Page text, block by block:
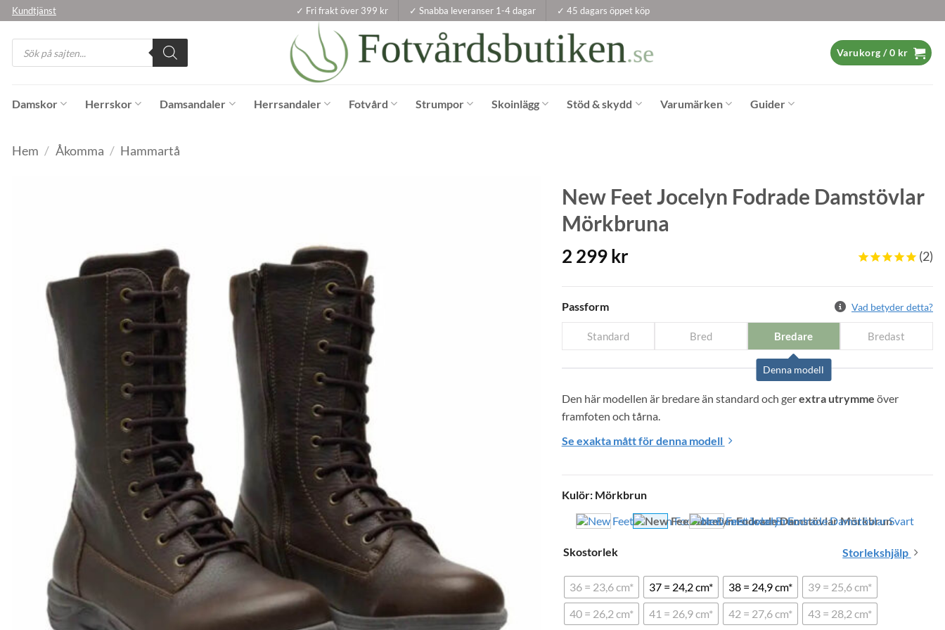
Skip
content
Kundtjänst ✓ Fri frakt över 399 kr ✓ Snabba leveranser 1-4 dagar ✓ 45 dagars öppet köp
Products
search
Varukorg /0 kr
Damskor Herrskor Damsandaler Herrsandaler Fotvård Strumpor Skoinlägg Stöd & skydd Varumärken Guider
Hem / Åkomma / Hammartå
New Feet Jocelyn Fodrade Damstövlar
Mörkbruna
2
2 299kr
Passform Vad betyder detta?
Standard Bred Bredare
Denna modell
Bredast
Den här modellen är bredare än standard och ger extra utrymme över
framfoten och tårna.
Se exakta mått för denna modell
Kulör: Mörkbrun
Skostorlek Storlekshjälp
36 = 23,6 cm* 37 = 24,2 cm* 38 = 24,9 cm*
39 = 25,6 cm*
40 = 26,2 cm*
41 = 26,9 cm* 42 = 27,6 cm* 43 = 28,2 cm*